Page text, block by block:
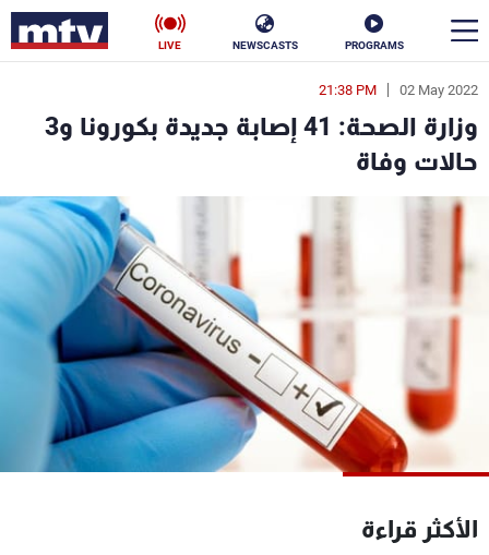
PROGRAMS
NEWSCASTS
LIVE
02 May 2022
21:38 PM
وزارة الصحة: 41 إصابة جديدة بكورونا و3
حالات وفاة
الأكثر قراءة
en
الأخبار
سياسة ناس
إقتصاد فن
منوعات رياضة
كأس العالم
جدول البرامج
شاهد البرامج
الترددات